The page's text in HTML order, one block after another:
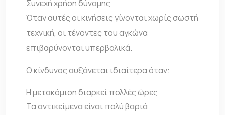
Συνεχή χρήση δύναμης
Όταν αυτές οι κινήσεις γίνονται χωρίς σωστή
τεχνική, οι τένοντες του αγκώνα
επιβαρύνονται υπερβολικά.
Ο κίνδυνος αυξάνεται ιδιαίτερα όταν:
Η μετακόμιση διαρκεί πολλές ώρες
Τα αντικείμενα είναι πολύ βαριά